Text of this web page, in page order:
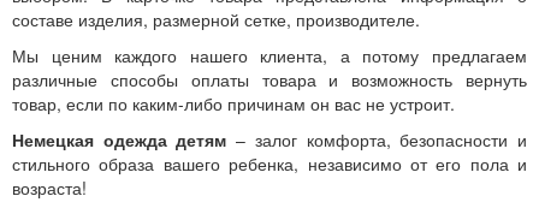
составе изделия, размерной сетке, производителе.
Мы ценим каждого нашего клиента, а потому предлагаем
различные способы оплаты товара и возможность вернуть
товар, если по каким-либо причинам он вас не устроит.
Немецкая одежда детям – залог комфорта, безопасности и
стильного образа вашего ребенка, независимо от его пола и
возраста!